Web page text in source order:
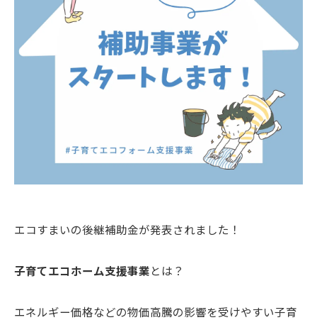
エコすまいの後継補助金が発表されました！
子育てエコホーム支援事業とは？
エネルギー価格などの物価高騰の影響を受けやすい子育